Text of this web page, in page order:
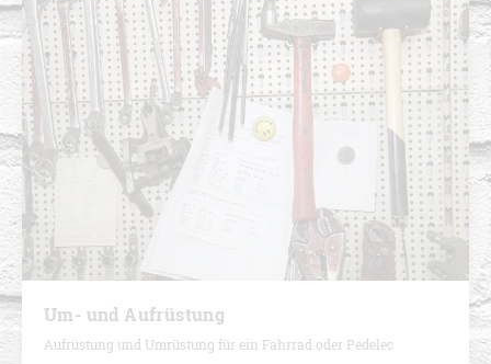
Um- und Aufrüstung
Aufrüstung und Umrüstung für ein Fahrrad oder Pedelec